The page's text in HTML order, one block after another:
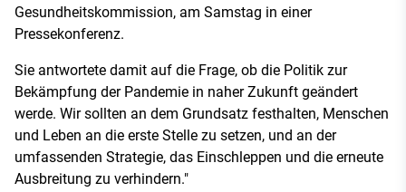
Gesundheitskommission, am Samstag in einer
Pressekonferenz.
Sie antwortete damit auf die Frage, ob die Politik zur
Bekämpfung der Pandemie in naher Zukunft geändert
werde. Wir sollten an dem Grundsatz festhalten, Menschen
und Leben an die erste Stelle zu setzen, und an der
umfassenden Strategie, das Einschleppen und die erneute
Ausbreitung zu verhindern."